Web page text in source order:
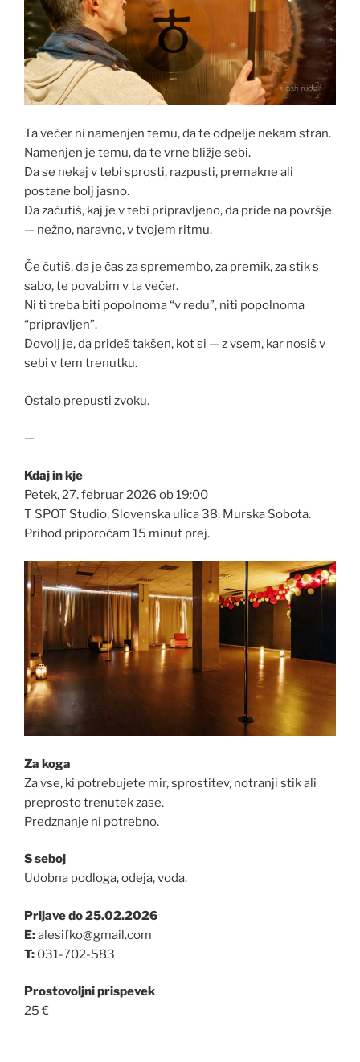
Ta večer ni namenjen temu, da te odpelje nekam stran.
Namenjen je temu, da te vrne bližje sebi.
Da se nekaj v tebi sprosti, razpusti, premakne ali
postane bolj jasno.
Da začutiš, kaj je v tebi pripravljeno, da pride na površje
— nežno, naravno, v tvojem ritmu.
Če čutiš, da je čas za spremembo, za premik, za stik s
sabo, te povabim v ta večer.
Ni ti treba biti popolnoma “v redu”, niti popolnoma
“pripravljen”.
Dovolj je, da prideš takšen, kot si — z vsem, kar nosiš v
sebi v tem trenutku.
Ostalo prepusti zvoku.
—
Kdaj in kje
Petek, 27. februar 2026 ob 19:00
T SPOT Studio, Slovenska ulica 38, Murska Sobota.
Prihod priporočam 15 minut prej.
Za koga
Za vse, ki potrebujete mir, sprostitev, notranji stik ali
preprosto trenutek zase.
Predznanje ni potrebno.
S seboj
Udobna podloga, odeja, voda.
Prijave do 25.02.2026
E:alesifko@gmail.com
T: 031-702-583
Prostovoljni prispevek
25 €